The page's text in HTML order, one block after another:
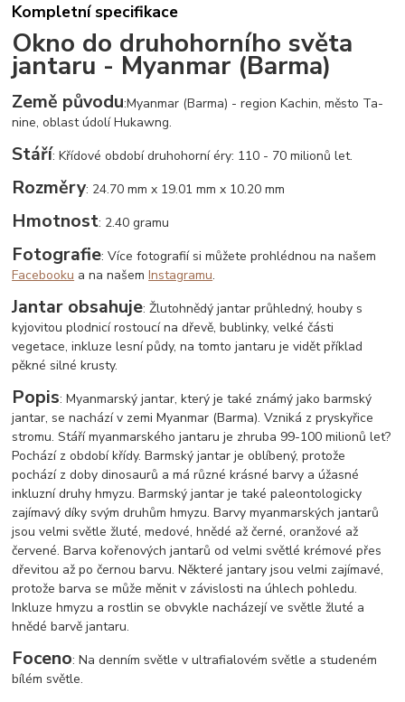
Kompletní specifikace
Okno do druhohorního světa
jantaru - Myanmar (Barma)
Země původu:Myanmar (Barma) - region Kachin, město Ta-
nine, oblast údolí Hukawng.
Stáří: Křídové období druhohorní éry: 110 - 70 milionů let.
Rozměry: 24.70 mm x 19.01 mm x 10.20 mm
Hmotnost: 2.40 gramu
Fotografie: Více fotografií si můžete prohlédnou na našem
Facebooku a na našemInstagramu.
Jantar obsahuje: Žlutohnědý jantar průhledný, houby s
kyjovitou plodnicí rostoucí na dřevě, bublinky, velké části
vegetace, inkluze lesní půdy, na tomto jantaru je vidět příklad
pěkné silné krusty.
Popis: Myanmarský jantar, který je také známý jako barmský
jantar, se nachází v zemi Myanmar (Barma). Vzniká z pryskyřice
stromu. Stáří myanmarského jantaru je zhruba 99-100 milionů let?
Pochází z období křídy. Barmský jantar je oblíbený, protože
pochází z doby dinosaurů a má různé krásné barvy a úžasné
inkluzní druhy hmyzu. Barmský jantar je také paleontologicky
zajímavý díky svým druhům hmyzu. Barvy myanmarských jantarů
jsou velmi světle žluté, medové, hnědé až černé, oranžové až
červené. Barva kořenových jantarů od velmi světlé krémové přes
dřevitou až po černou barvu. Některé jantary jsou velmi zajímavé,
protože barva se může měnit v závislosti na úhlech pohledu.
Inkluze hmyzu a rostlin se obvykle nacházejí ve světle žluté a
hnědé barvě jantaru.
Foceno: Na denním světle v ultrafialovém světle a studeném
bílém světle.